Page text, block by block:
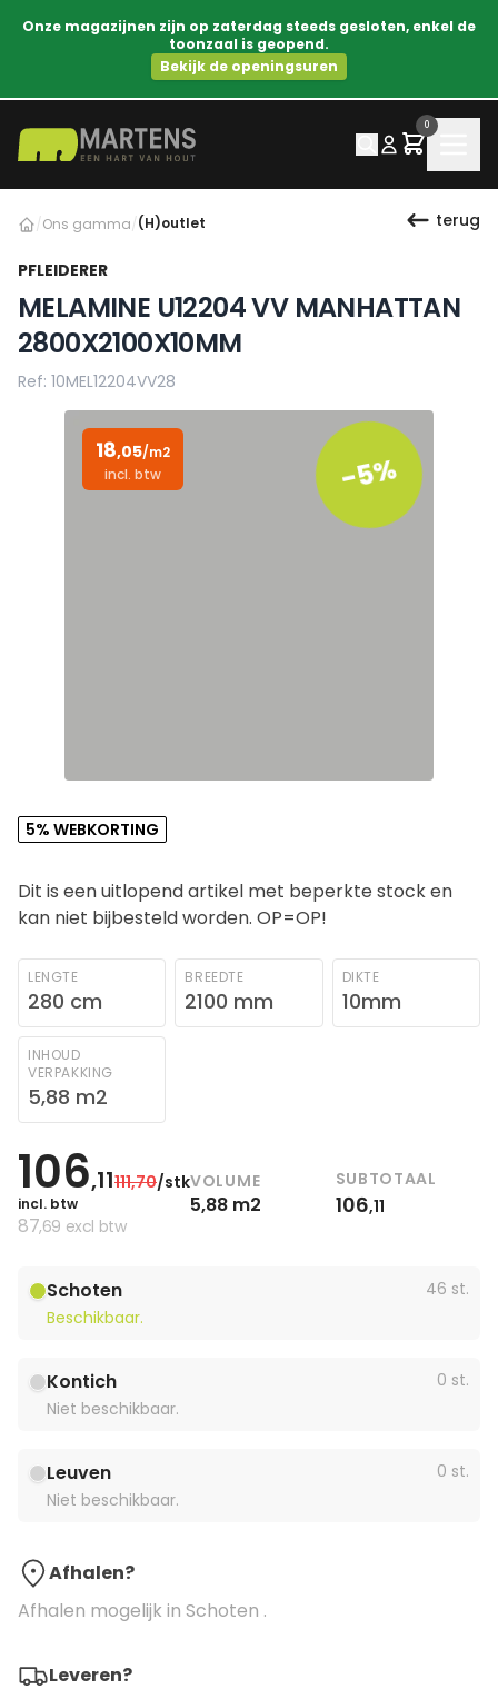
Onze magazijnen zijn op zaterdag steeds gesloten, enkel de
toonzaal is geopend.
Bekijk de openingsuren
0
/Ons gamma/(H)outlet terug
PFLEIDERER
MELAMINE U12204 VV MANHATTAN
2800X2100X10MM
Ref: 10MEL12204VV28
18,05/m2
incl. btw
-5%
5% WEBKORTING
Dit is een uitlopend artikel met beperkte stock en
kan niet bijbesteld worden. OP=OP!
LENGTE
280 cm
BREEDTE
2100 mm
DIKTE
10mm
INHOUD
VERPAKKING
5,88 m2
106,11111,70/stk
incl. btw
87,69 excl btw
VOLUME
5,88 m2
SUBTOTAAL
106,11
Schoten
46 st.
Beschikbaar.
Kontich
0 st.
Niet beschikbaar.
Leuven
0 st.
Niet beschikbaar.
Afhalen?
Afhalen mogelijk in Schoten .
Leveren?